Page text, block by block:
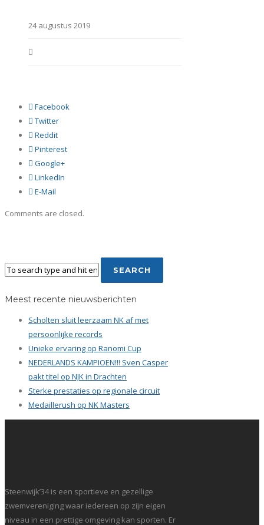
24 augustus 2019
Facebook
Twitter
Reddit
Pinterest
Google+
LinkedIn
E-Mail
Comments are closed.
Meest recente nieuwsberichten
Scholten sluit leerzaam NK af met
persoonlijke records
Unieke ervaring op Ranomi Cup
NEDERLANDS KAMPIOEN!!! Sven Casper
pakt titel op NJK in Drachten
Sterke prestaties op regionale circuit
Medaillerush op NK Masters
Steenwijk’34 is een sportieve en gezellige
zwemvereniging waar iedereen op zijn eigen
niveau in een prettige omgeving kan sporten. Er